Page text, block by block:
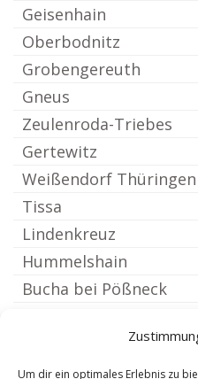
Um dir ein optimales Erlebnis zu
Geisenhain
Oberbodnitz
Grobengereuth
Gneus
Zeulenroda-Triebes
Gertewitz
Weißendorf Thüringen
Tissa
Lindenkreuz
Hummelshain
Bucha bei Pößneck
Saale-Orla-Kreis
Volkmannsdorf bei